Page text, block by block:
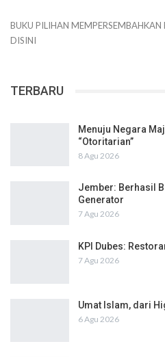
BUKU PILIHAN MEMPERSEMBAHKAN
DISINI
TERBARU
Menuju Negara
“Otoritarian”
8 Agu 2026
Jember: Berhasil
Generator
7 Agu 2026
KPI Dubes:
7 Agu 2026
Umat Islam, dari
6 Agu 2026